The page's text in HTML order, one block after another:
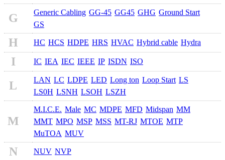
G Generic Cabling GG-45 GG45 GHG Ground Start
GS
H HC HCS HDPE HRS HVAC Hybrid cable Hydra
I IC IEA IEC IEEE IP ISDN ISO
L LAN LC LDPE LED Long ton Loop Start LS
LS0H LSNH LSOH LSZH
M
M.I.C.E. Male MC MDPE MFD Midspan MM
MMT MPO MSP MSS MT-RJ MTOE MTP
MuTOA MUV
N NUV NVP